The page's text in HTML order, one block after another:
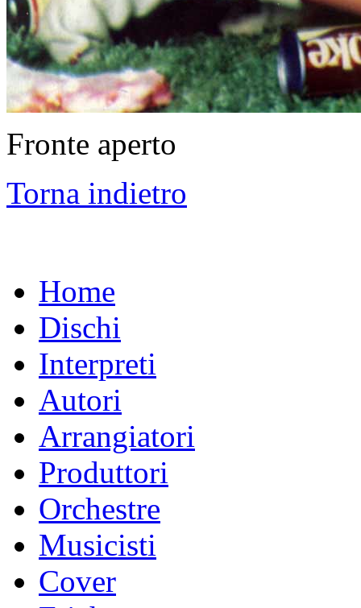
Fronte aperto
Torna indietro
Home
Dischi
Interpreti
Autori
Arrangiatori
Produttori
Orchestre
Musicisti
Cover